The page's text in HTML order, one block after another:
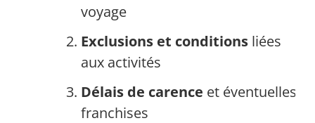
voyage
Exclusions et conditions liées
aux activités
Délais de carence et éventuelles
franchises